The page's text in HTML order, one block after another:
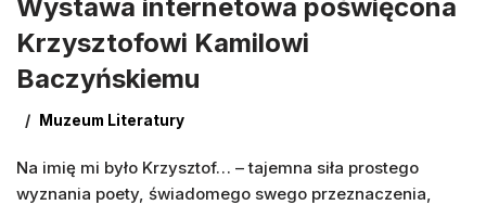
Wystawa internetowa poświęcona
Krzysztofowi Kamilowi
Baczyńskiemu
Muzeum Literatury
Na imię mi było Krzysztof… – tajemna siła prostego
wyznania poety, świadomego swego przeznaczenia,